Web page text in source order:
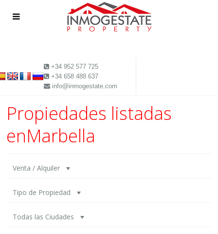
+34 952 577 725
+34 658 488 637
info@inmogestate.com
Propiedades listadas
enMarbella
Venta / Alquiler
Tipo de Propiedad
Todas las Ciudades